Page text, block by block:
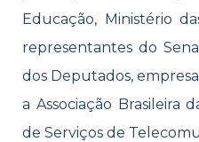
Educação, Ministério
representantes do
dos Deputados,
a Associação Brasileira
de Serviços de